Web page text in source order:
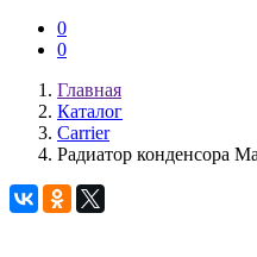
0
0
Главная
Каталог
Carrier
Радиатор конденсора